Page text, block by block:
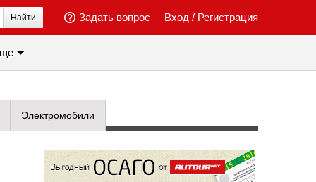
Вход / Регистрация
Задать вопрос
Найти
Электромобили